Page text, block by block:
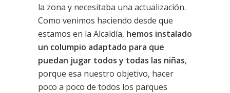
la zona y necesitaba una actualización.
Como venimos haciendo desde que
estamos en la Alcaldía, hemos instalado
un columpio adaptado para que
puedan jugar todos y todas las niñas,
porque esa nuestro objetivo, hacer
poco a poco de todos los parques